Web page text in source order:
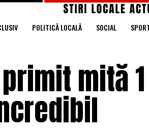
POLITICĂ LOCALĂ SOCIAL
mită